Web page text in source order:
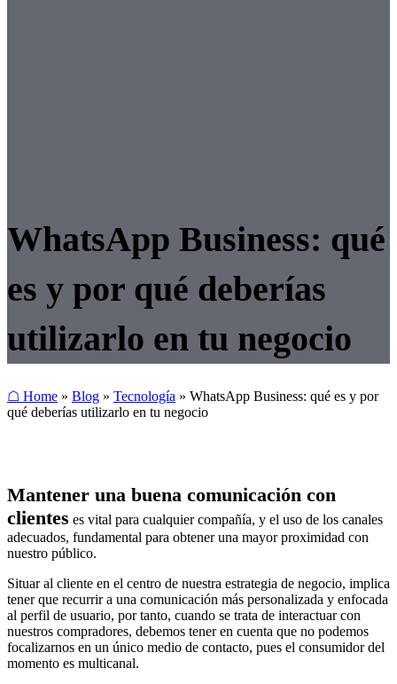
WhatsApp Business: qué
es y por qué deberías
utilizarlo en tu negocio
☖ Home » Blog » Tecnología » WhatsApp Business: qué es y por
qué deberías utilizarlo en tu negocio
Mantener una buena comunicación con
clientes es vital para cualquier compañía, y el uso de los canales
adecuados, fundamental para obtener una mayor proximidad con
nuestro público.
Situar al cliente en el centro de nuestra estrategia de negocio, implica
tener que recurrir a una comunicación más personalizada y enfocada
al perfil de usuario, por tanto, cuando se trata de interactuar con
nuestros compradores, debemos tener en cuenta que no podemos
focalizarnos en un único medio de contacto, pues el consumidor del
momento es multicanal.